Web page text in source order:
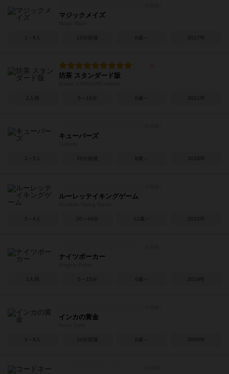
マジックメイズ
1～8人 15分前後 8歳～ 2017年
坊茶 スタンダード版
2人用 5～10分 6歳～ 2021年
キューバーズ
2～5人 20分前後 8歳～ 2018年
ルーレッテイキングゲーム
2～4人 20～40分 12歳～ 2022年
ナイツポーカー
2人用 5～15分 6歳～ 2019年
インカの黄金
3～8人 20分前後 8歳～ 2006年